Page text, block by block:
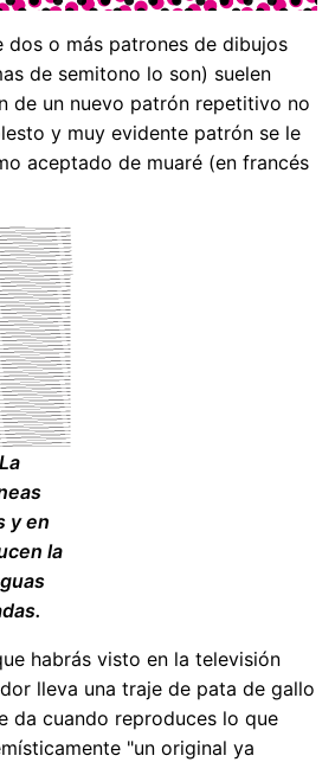
dos o más patrones de dibujos
de semitono lo son) suelen
de un nuevo patrón repetitivo no
y muy evidente patrón se le
aceptado de muaré (en francés
y en
la
habrás visto en la televisión
lleva una traje de pata de gallo
da cuando reproduces lo que
"un original ya